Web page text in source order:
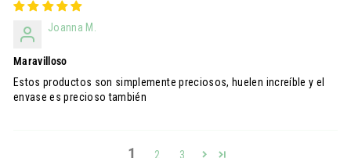
Joanna M.
Maravilloso
Estos productos son simplemente preciosos, huelen increíble y el
envase es precioso también
2 3